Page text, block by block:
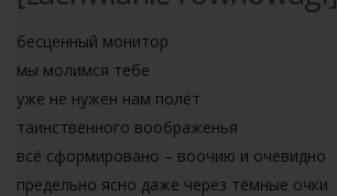
бесценный монитор
мы молимся тебе
уже не нужен нам полёт
таинственного воображенья
всё сформировано – воочию и очевидно
предельно ясно даже через тёмные очки